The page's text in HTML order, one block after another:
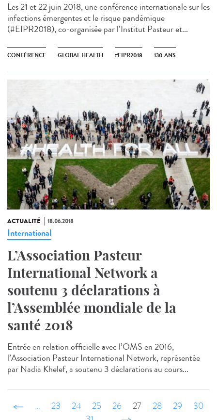
Les 21 et 22 juin 2018, une conférence internationale sur les
infections émergentes et le risque pandémique
(#EIPR2018), co-organisée par l’Institut Pasteur et...
CONFÉRENCE GLOBAL HEALTH #EIPR2018 130 ANS
ACTUALITÉ 18.06.2018
International
L’Association Pasteur
International Network a
soutenu 3 déclarations à
l’Assemblée mondiale de la
santé 2018
Entrée en relation officielle avec l’OMS en 2016,
l’Association Pasteur International Network, représentée
par Nadia Khelef, a soutenu 3 déclarations au cours...
‹ précédent
… 23 24 25 26 27 28 29
30